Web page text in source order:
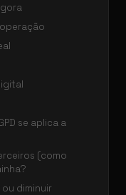
se aplica a
(como
diminuir